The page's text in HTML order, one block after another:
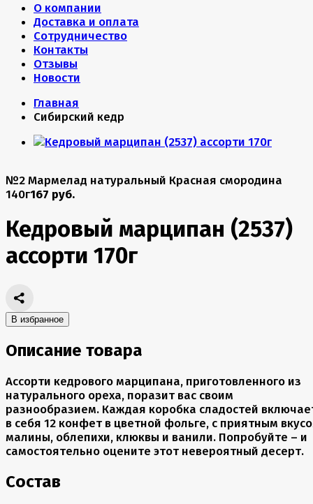
О компании
Доставка и оплата
Сотрудничество
Контакты
Отзывы
Новости
Главная
Сибирский кедр
№2 Мармелад натуральный Красная смородина
140г167 руб.
Кедровый марципан (2537)
ассорти 170г
В избранное
Описание товара
Ассорти кедрового марципана, приготовленного из
натурального ореха, поразит вас своим
разнообразием. Каждая коробка сладостей
в себя 12 конфет в цветной фольге, с приятным
малины, облепихи, клюквы и ванили. Попробуйте – и
самостоятельно оцените этот невероятный десерт.
Состав